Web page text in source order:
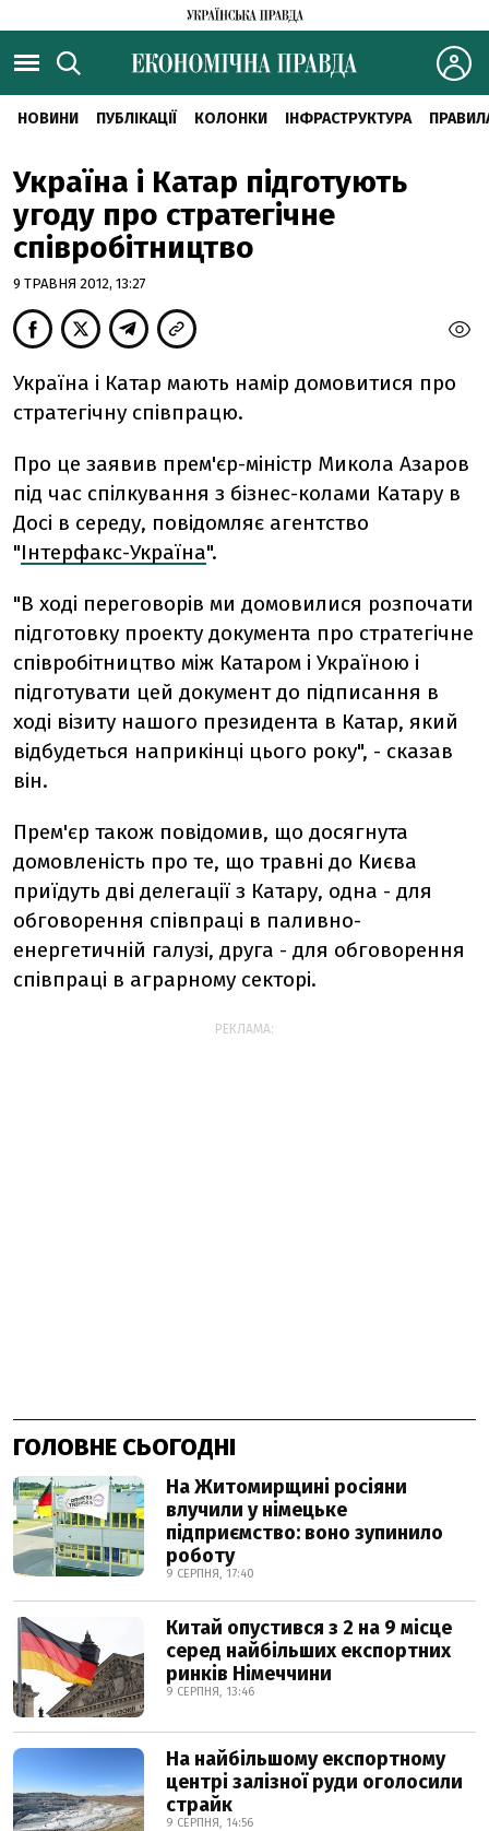
НОВИНИ ПУБЛІКАЦІЇ КОЛОНКИ ІНФРАСТРУКТУРА
Україна і Катар підготують
угоду про стратегічне
співробітництво
9 ТРАВНЯ 2012, 13:27
Україна і Катар мають намір домовитися про
стратегічну співпрацю.
Про це заявив прем'єр-міністр Микола Азаров
під час спілкування з бізнес-колами Катару в
Досі в середу, повідомляє агентство
"Інтерфакс-Україна".
"В ході переговорів ми домовилися розпочати
підготовку проекту документа про стратегічне
співробітництво між Катаром і Україною і
підготувати цей документ до підписання в
ході візиту нашого президента в Катар, який
відбудеться наприкінці цього року", - сказав
він.
Прем'єр також повідомив, що досягнута
домовленість про те, що травні до Києва
приїдуть дві делегації з Катару, одна - для
обговорення співпраці в паливно-
енергетичній галузі, друга - для обговорення
співпраці в аграрному секторі.
РЕКЛАМА:
ГОЛОВНЕ СЬОГОДНІ
На Житомирщині росіяни
влучили у німецьке
підприємство: воно зупинило
роботу
9 СЕРПНЯ, 17:40
Китай опустився з 2 на 9 місце
серед найбільших експортних
ринків Німеччини
9 СЕРПНЯ, 13:46
На найбільшому експортному
центрі залізної руди оголосили
страйк
9 СЕРПНЯ, 14:56